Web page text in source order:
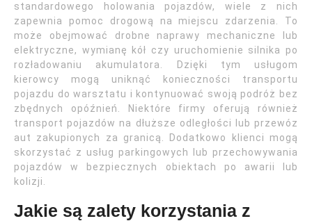
standardowego holowania pojazdów, wiele z nich
zapewnia pomoc drogową na miejscu zdarzenia. To
może obejmować drobne naprawy mechaniczne lub
elektryczne, wymianę kół czy uruchomienie silnika po
rozładowaniu akumulatora. Dzięki tym usługom
kierowcy mogą uniknąć konieczności transportu
pojazdu do warsztatu i kontynuować swoją podróż bez
zbędnych opóźnień. Niektóre firmy oferują również
transport pojazdów na dłuższe odległości lub przewóz
aut zakupionych za granicą. Dodatkowo klienci mogą
skorzystać z usług parkingowych lub przechowywania
pojazdów w bezpiecznych obiektach po awarii lub
kolizji.
Jakie są zalety korzystania z